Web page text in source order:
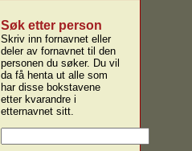
Søk etter person
Skriv inn fornavnet eller
deler av fornavnet til den
personen du søker. Du vil
da få henta ut alle som
har disse bokstavene
etter kvarandre i
etternavnet sitt.